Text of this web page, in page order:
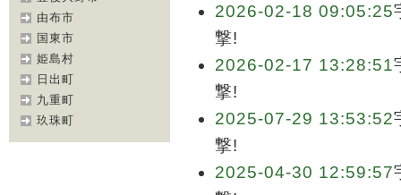
由布市
国東市
姫島村
日出町
九重町
玖珠町
2026-02-18 09:05:25
撃!
2026-02-17 13:28:51
撃!
2025-07-29 13:53:52
撃!
2025-04-30 12:59:57